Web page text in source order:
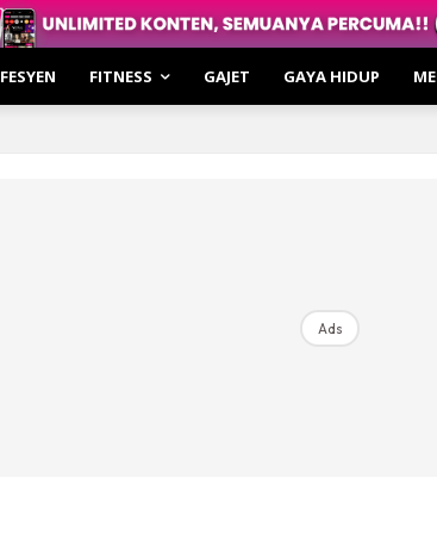
Inspirasi
FESYEN FITNESS GAJET GAYA HIDUP
Ads